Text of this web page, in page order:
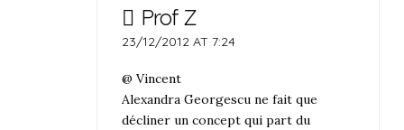
Prof Z
23/12/2012 AT 7:24
@ Vincent
Alexandra Georgescu ne fait que
décliner un concept qui part du